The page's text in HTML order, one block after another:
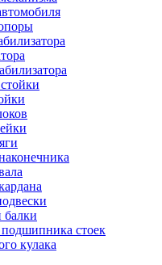
балки
стоек
кулака